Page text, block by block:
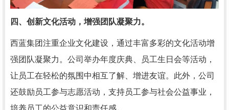
四、创新文化活动，增强团队凝聚力。
西蓝集团注重企业文化建设，通过丰富多彩的文化活动增
强团队凝聚力。公司举办年度庆典、员工生日会等活动，
让员工在轻松的氛围中相互了解、增进友谊。此外，公司
还鼓励员工参与志愿活动，支持员工参与社会公益事业，
培养员工的公益意识和责任感。